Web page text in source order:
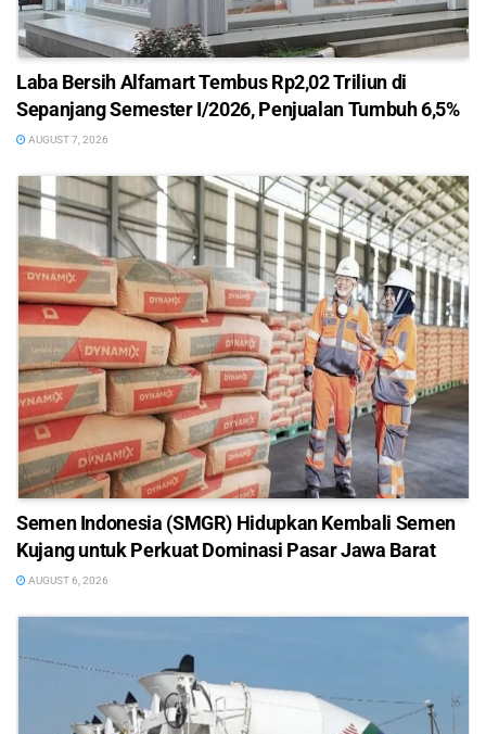
Laba Bersih Alfamart Tembus Rp2,02 Triliun di
Sepanjang Semester I/2026, Penjualan Tumbuh 6,5%
AUGUST 7, 2026
Semen Indonesia (SMGR) Hidupkan Kembali Semen
Kujang untuk Perkuat Dominasi Pasar Jawa Barat
AUGUST 6, 2026